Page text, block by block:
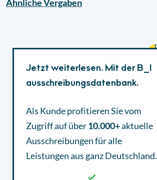
ÄhnlicheVergaben
Jetzt weiterlesen. Mit der B_I
ausschreibungsdatenbank.
Als Kunde profitieren Sie vom
Zugriff auf über10.000+aktuelle
Ausschreibungenfür alle
Leistungen aus ganz Deutschland.